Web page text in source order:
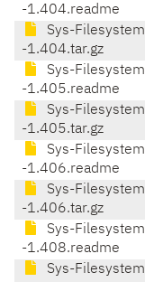
-1.404.readme
Sys-Filesystem
-1.404.tar.gz
Sys-Filesystem
-1.405.readme
Sys-Filesystem
-1.405.tar.gz
Sys-Filesystem
-1.406.readme
Sys-Filesystem
-1.406.tar.gz
Sys-Filesystem
-1.408.readme
Sys-Filesystem